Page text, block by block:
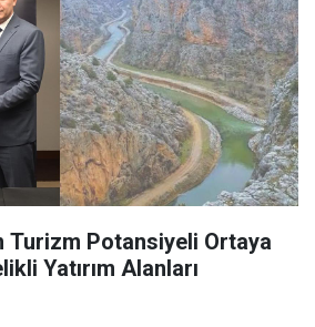
Turizm Potansiyeli Ortaya
Yatırım Alanları